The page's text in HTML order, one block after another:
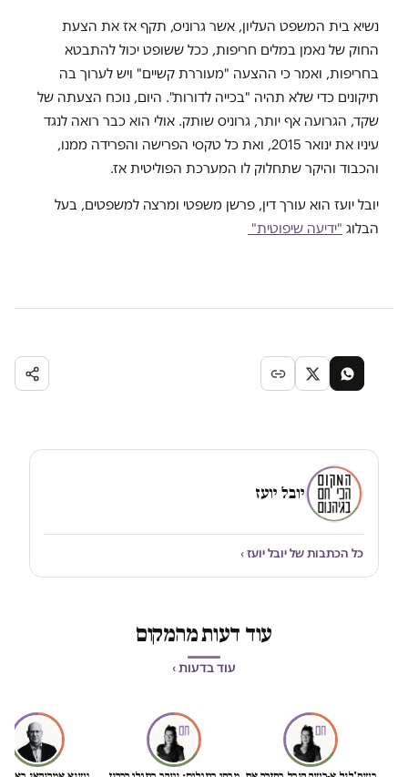
נשיא בית המשפט העליון, אשר גרוניס, תקף אז את הצעת
החוק של נאמן במלים חריפות, ככל ששופט יכול להתבטא
בחריפות, ואמר כי ההצעה "מעוררת קשיים" ויש לערוך בה
תיקונים כדי שלא תהיה "בכייה לדורות". היום, נוכח הצעתה של
שקד, הגרועה אף יותר, גרוניס שותק. אולי הוא כבר רואה לנגד
עיניו את ינואר 2015, ואת כל טקסי הפרישה והפרידה ממנו,
והכבוד והיקר שתחלוק לו המערכת הפוליטית אז.
יובל יועז הוא עורך דין, פרשן משפטי ומרצה למשפטים, בעל
הבלוג "ידיעה שיפוטית"
יובל יועז
כל הכתבות של יובל יועז ›
עוד דעות מהמקום
עוד בדעות ›